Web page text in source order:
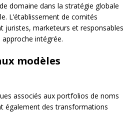
domaine dans la stratégie globale
L’établissement de comités
juristes, marketeurs et responsables
intégrée.
modèles
associés aux portfolios de noms
également des transformations